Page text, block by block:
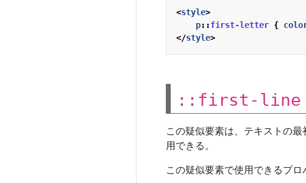
<style>
p::first-letter {
</style>
::first-line
この疑似要素は、テキストの
用できる。
この疑似要素で使用できるプロ